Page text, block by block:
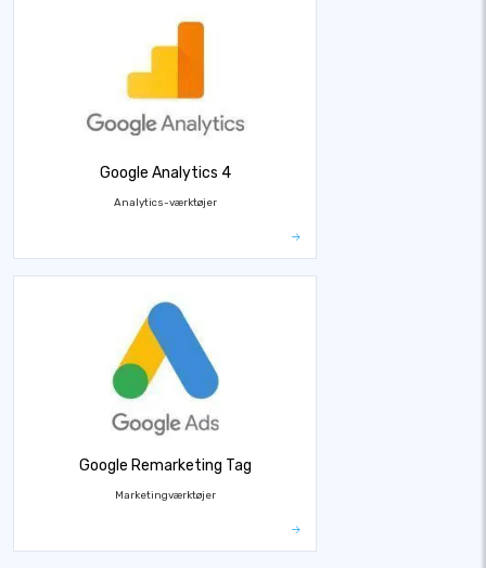
Google Analytics 4
Analytics-værktøjer
Google Remarketing Tag
Marketingværktøjer